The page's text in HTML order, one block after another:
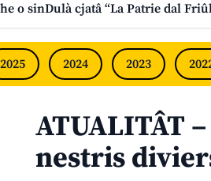
o sinDulà cjatâ “La Patrie dal
2025 2024 2023
ATUALITÂT
nestris